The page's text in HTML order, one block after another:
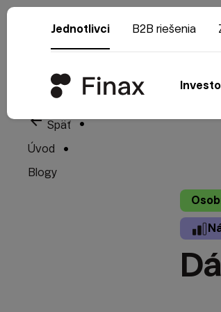
Jednotlivci B2B riešenia
arrow_back Späť
Úvod
Blogy